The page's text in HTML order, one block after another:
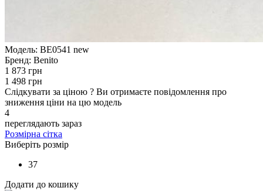
Модель: BE0541 new
Бренд: Benito
1 873 грн
1 498 грн
Слідкувати за ціною ? Ви отримаєте повідомлення про
зниження ціни на цю модель
4
переглядають зараз
Розмірна сітка
Виберіть розмір
37
Додати до кошику